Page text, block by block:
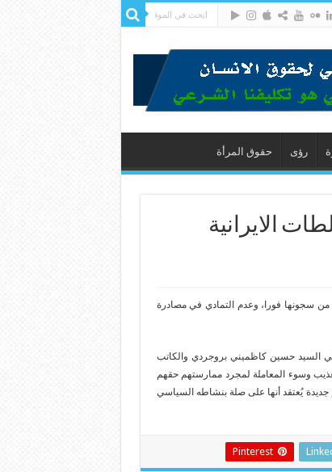
رؤى حقوق المرأة
الايرانية
سجونها فورا، وعدم التمادي في مصادرة
السيد حسين كاظميني بروجردي والكاتب
وسوء المعاملة لمجرد ممارستهم حقهم
يُعتقد أنها على صلة بنشاطه السياسي
Pinterest